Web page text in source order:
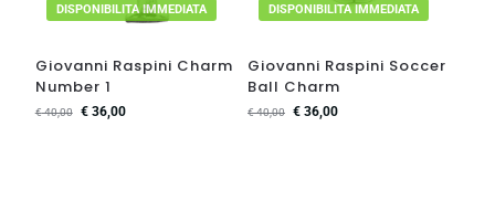
DISPONIBILITA IMMEDIATA
Giovanni Raspini Charm
Number 1
€40,00 €36,00
DISPONIBILITA IMMEDIATA
Giovanni Raspini Soccer
Ball Charm
€40,00 € 36,00